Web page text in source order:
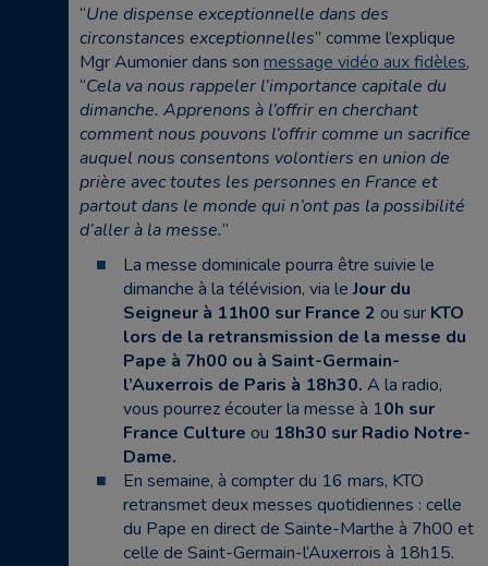
“Une dispense exceptionnelle dans des
circonstances exceptionnelles” comme l’explique
Mgr Aumonier dans son message vidéo aux fidèles,
“Cela va nous rappeler l’importance capitale du
dimanche. Apprenons à l’offrir en cherchant
comment nous pouvons l’offrir comme un sacrifice
auquel nous consentons volontiers en union de
prière avec toutes les personnes en France et
partout dans le monde qui n’ont pas la possibilité
d’aller à la messe.”
La messe dominicale pourra être suivie le
dimanche à la télévision, via leJour du
Seigneur à 11h00 sur France 2 ou sur KTO
lors de la retransmission de la messe du
Pape à 7h00 ou à Saint-Germain-
l’Auxerrois de Paris à 18h30. A la radio,
vous pourrez écouter la messe à 10h sur
France Culture ou 18h30 sur Radio Notre-
Dame.
En semaine, à compter du 16 mars, KTO
retransmet deux messes quotidiennes : celle
du Pape en direct de Sainte-Marthe à 7h00 et
celle de Saint-Germain-l’Auxerrois à 18h15.